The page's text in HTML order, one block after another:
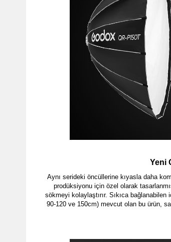
Yeni
Aynı serideki öncüllerine kıyasla daha
prodüksiyonu için özel olarak
sökmeyi kolaylaştırır. Sıkıca
90-120 ve 150cm) mevcut olan bu ürün,